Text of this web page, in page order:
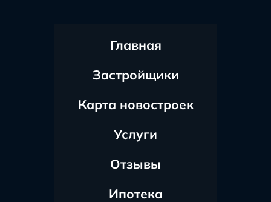
Главная
Застройщики
Карта новостроек
Услуги
Отзывы
Ипотека